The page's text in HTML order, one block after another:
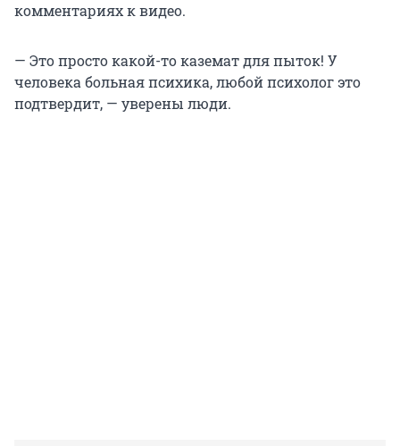
комментариях к видео.
— Это просто какой-то каземат для пыток! У
человека больная психика, любой психолог это
подтвердит, — уверены люди.